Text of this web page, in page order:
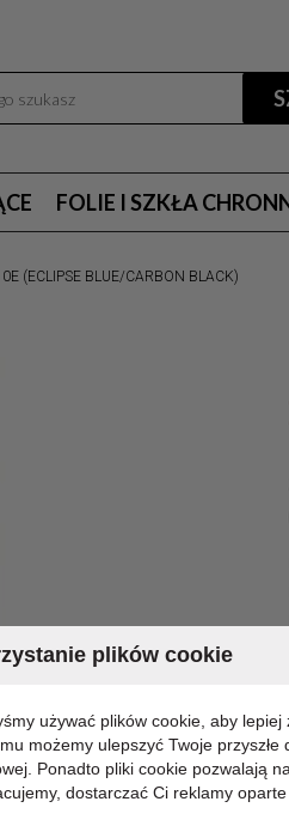
FOLIE I SZKŁA
(ECLIPSE BLUE/CARBON BLACK)
plików cookie
używać plików cookie, aby
możemy ulepszyć Twoje
Ponadto pliki cookie pozwalają
dostarczać Ci reklamy